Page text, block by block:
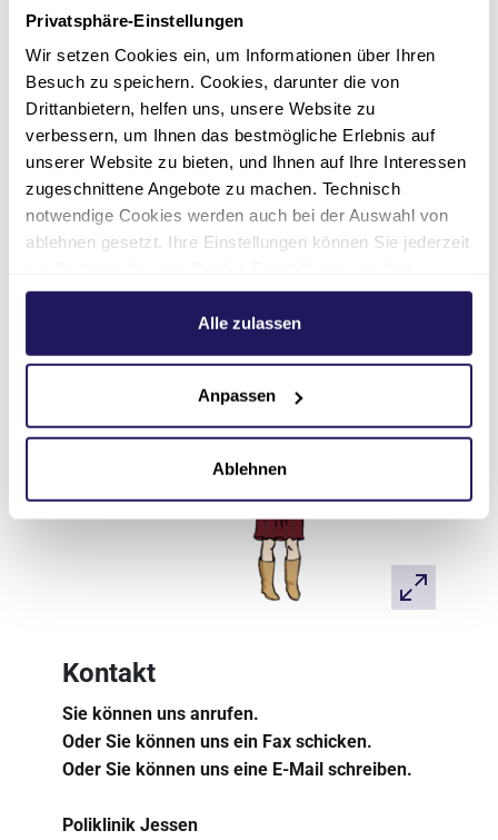
Privatsphäre-Einstellungen
Wir setzen Cookies ein, um Informationen über Ihren
Besuch zu speichern. Cookies, darunter die von
Drittanbietern, helfen uns, unsere Website zu
verbessern, um Ihnen das bestmögliche Erlebnis auf
unserer Website zu bieten, und Ihnen auf Ihre Interessen
zugeschnittene Angebote zu machen. Technisch
notwendige Cookies werden auch bei der Auswahl von
ablehnen gesetzt. Ihre Einstellungen können Sie jederzeit
Weitere Informationen hierzu finden Sie in unserer
.Alle zulassen
Anpassen
Ablehnen
und Jugendlichen
Zum Beispiel:
Wenn das Herz bei Babys nicht richtig
schlägt.
Wenn kleine Kinder Herz-Schmerzen
haben.
Oder wenn Jugendliche
Leistungs-
Sportmachen wollen.
Dabei wird untersucht:
Und ob sie
fitsind.
Kontakt
Sie können uns anrufen.
Oder Sie können uns ein Fax schicken.
Oder Sie können uns eine E-Mail schreiben.
Poliklinik Jessen